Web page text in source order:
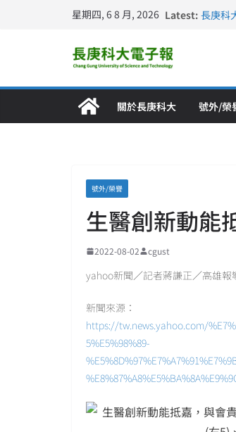
星期四, 6 8 月, 2026 Latest: 長庚科
計大一
仁德醫
關於長庚科大 號外/榮
號外/榮譽
生醫創新動能
2022-08-02 cgust
yahoo新聞／記者蔣謙正／高雄報
新聞來源：
https://tw.news.yahoo.com/
5%E5%98%89-